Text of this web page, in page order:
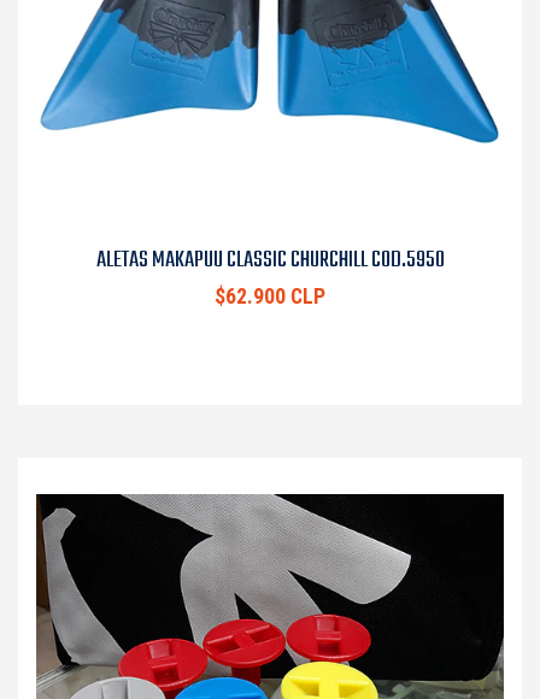
ALETAS MAKAPUU CLASSIC CHURCHILL COD.5950
$62.900 CLP